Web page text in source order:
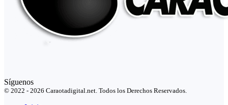
Síguenos
© 2022 - 2026 Caraotadigital.net. Todos los Derechos Reservados.